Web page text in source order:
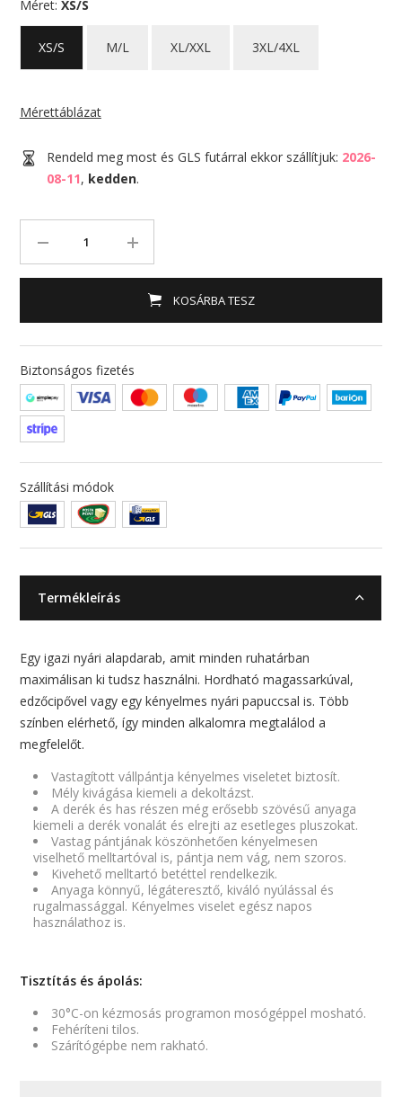
Méret: XS/S
XS/S M/L XL/XXL 3XL/4XL
Mérettáblázat
Rendeld meg most és GLS futárral ekkor szállítjuk: 2026-
08-11, kedden.
KOSÁRBA TESZ
Biztonságos fizetés
Szállítási módok
Termékleírás
Egy igazi nyári alapdarab, amit minden ruhatárban
maximálisan ki tudsz használni. Hordható magassarkúval,
edzőcipővel vagy egy kényelmes nyári papuccsal is. Több
színben elérhető, így minden alkalomra megtalálod a
megfelelőt.
Vastagított vállpántja kényelmes viseletet biztosít.
Mély kivágása kiemeli a dekoltázst.
A derék és has részen még erősebb szövésű anyaga
kiemeli a derék vonalát és elrejti az esetleges pluszokat.
Vastag pántjának köszönhetően kényelmesen
viselhető melltartóval is, pántja nem vág, nem szoros.
Kivehető melltartó betéttel rendelkezik.
Anyaga könnyű, légáteresztő, kiváló nyúlással és
rugalmassággal. Kényelmes viselet egész napos
használathoz is.
Tisztítás és ápolás:
30°C-on kézmosás programon mosógéppel mosható.
Fehéríteni tilos.
Szárítógépbe nem rakható.